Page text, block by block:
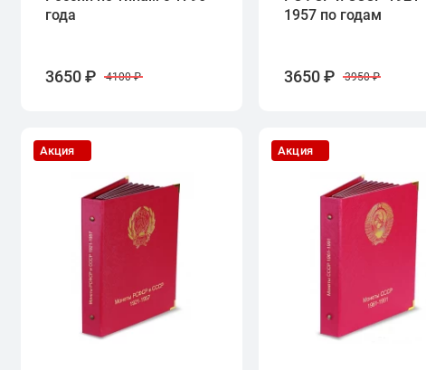
года
3650 ₽ 4100 ₽
1957 по годам
3650 ₽ 3950 ₽
Акция Акция